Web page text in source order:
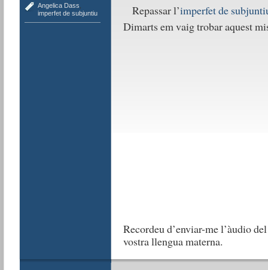
Angelica Dass
imperfet de subjuntiu
Repassar l’imperfet de
Dimarts em vaig trobar aquest
Recordeu d’enviar-me l’àudio
vostra llengua materna.